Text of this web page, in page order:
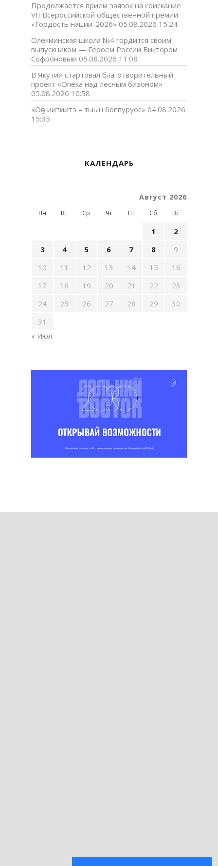
Продолжается прием заявок на соискание
VII Всероссийской общественной премии
«Гордость нации-2026» 05.08.2026 15:24
Олекминская школа №4 гордится своим
выпускником — Героем России Виктором
Софроновым 05.08.2026 11:08
В Якутии стартовал благотворительный
проект «Опека над лесным бизоном»
05.08.2026 10:58
«Оҕо иитиитэ – тыын боппуруос» 04.08.2026
15:35
КАЛЕНДАРЬ
Август 2026
Пн Вт Ср Чт Пт Сб Вс
1
2
3
4 5 6 7 8
9
10
11 12 13 14 15
16
17
18 19 20 21 22
23
24
25 26 27 28 29
30
31
« Июл